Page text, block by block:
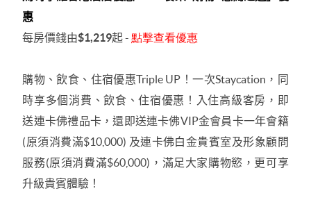
惠
每房價錢由$1,219起-點擊查看優惠
購物、飲食、住宿優惠Triple UP ！一次Staycation ，同
時享多個消費、飲食、住宿優惠！入住高級客房，即
送連卡佛禮品卡，還即送連卡佛VIP金會員卡一年會籍
(原須消費滿$10,000) 及連卡佛白金貴賓室及形象顧問
服務(原須消費滿$60,000) ，滿足大家購物慾，更可享
升級貴賓體驗！